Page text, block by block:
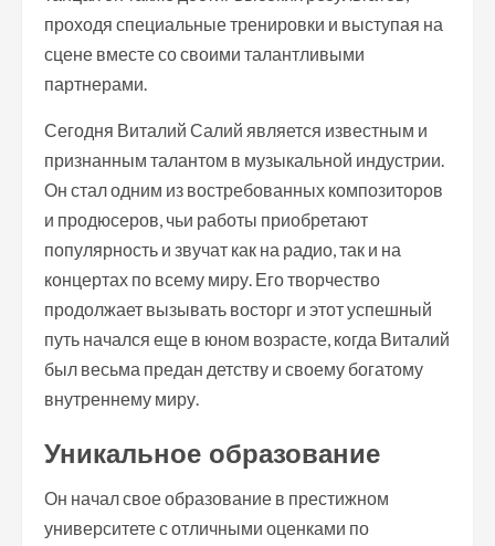
проходя специальные тренировки и выступая на
сцене вместе со своими талантливыми
партнерами.
Сегодня Виталий Салий является известным и
признанным талантом в музыкальной индустрии.
Он стал одним из востребованных композиторов
и продюсеров, чьи работы приобретают
популярность и звучат как на радио, так и на
концертах по всему миру. Его творчество
продолжает вызывать восторг и этот успешный
путь начался еще в юном возрасте, когда Виталий
был весьма предан детству и своему богатому
внутреннему миру.
Уникальное образование
Он начал свое образование в престижном
университете с отличными оценками по